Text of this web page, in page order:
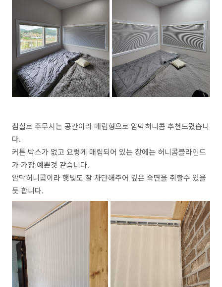
침실로 주무시는 공간이라 매립형으로 암막허니콤 추천드렸습니
다.
커튼 박스가 없고 요렇게 매립되어 있는 창에는 허니콤블라인드
가 가장 예쁜것 같습니다.
암막허니콤이라 햇빛도 잘 차단해주어 깊은 숙면을 취할수 있을
듯 합니다.